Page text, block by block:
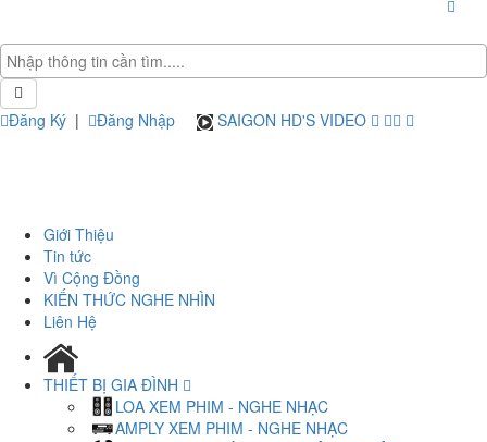
Đăng Ký | Đăng Nhập SAIGON HD'S VIDEO
Giới Thiệu
Tin tức
Vì Cộng Đồng
KIẾN THỨC NGHE NHÌN
Liên Hệ
THIẾT BỊ GIA ĐÌNH
LOA XEM PHIM - NGHE NHẠC
AMPLY XEM PHIM - NGHE NHẠC